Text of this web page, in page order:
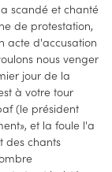
scandé et chanté
de protestation,
acte d'accusation
nous venger
jour de la
à votre tour
(le président
et la foule l'a
des chants